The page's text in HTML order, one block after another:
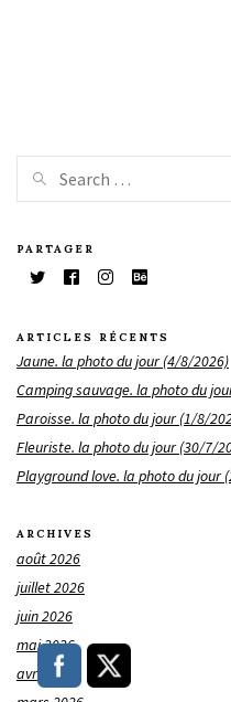
PARTAGER
ARTICLES RÉCENTS
Jaune. la photo du jour (4/8/2026)
Camping sauvage. la photo du
Paroisse. la photo du jour (1/8/
Fleuriste. la photo du jour (30/7/
Playground love. la photo du jour
ARCHIVES
août 2026
juillet 2026
juin 2026
mai 2026
avril 2026